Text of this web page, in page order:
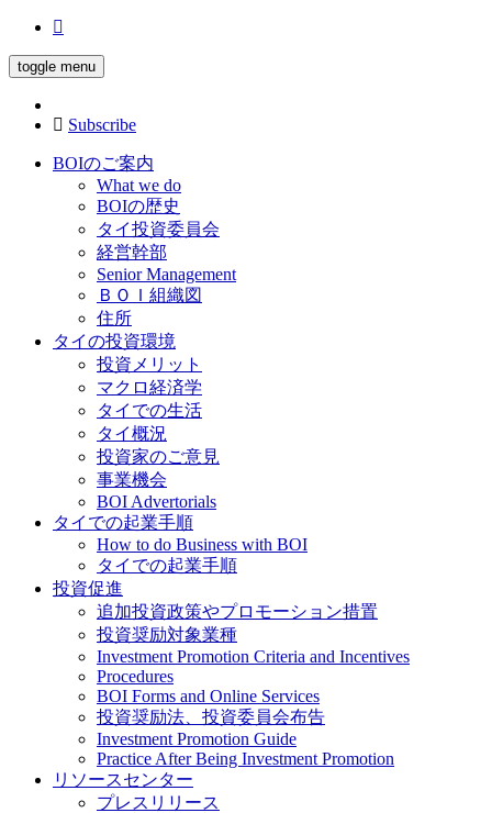
toggle menu
Subscribe
BOIのご案内
What we do
BOIの歴史
タイ投資委員会
経営幹部
Senior Management
ＢＯＩ組織図
住所
タイの投資環境
投資メリット
マクロ経済学
タイでの生活
タイ概況
投資家のご意見
事業機会
BOI Advertorials
タイでの起業手順
How to do Business with BOI
タイでの起業手順
投資促進
追加投資政策やプロモーション措置
投資奨励対象業種
Investment Promotion Criteria and Incentives
Procedures
BOI Forms and Online Services
投資奨励法、投資委員会布告
Investment Promotion Guide
Practice After Being Investment Promotion
リソースセンター
プレスリリース